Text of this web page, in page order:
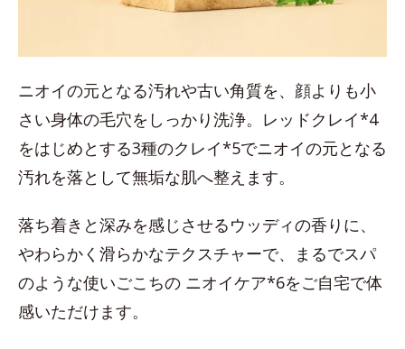
ニオイの元となる汚れや古い角質を、顔よりも小
さい身体の毛穴をしっかり洗浄。レッドクレイ*4
をはじめとする3種のクレイ*5でニオイの元となる
汚れを落として無垢な肌へ整えます。
落ち着きと深みを感じさせるウッディの香りに、
やわらかく滑らかなテクスチャーで、まるでスパ
のような使いごこちの ニオイケア*6をご自宅で体
感いただけます。